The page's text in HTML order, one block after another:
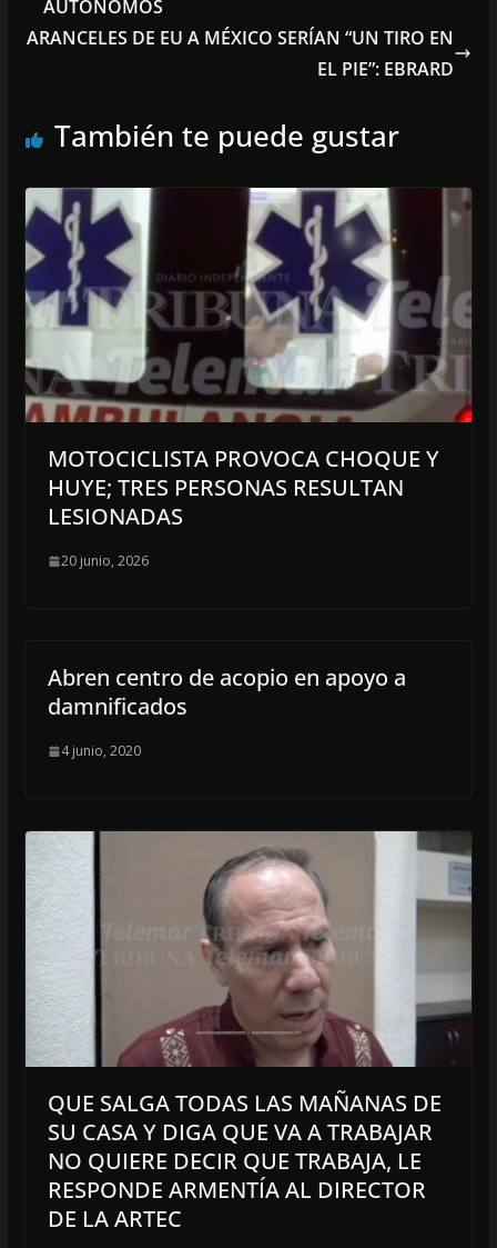
AUTÓNOMOS
ARANCELES DE EU A MÉXICO SERÍAN “UN TIRO EN
EL PIE”: EBRARD
También te puede gustar
MOTOCICLISTA PROVOCA CHOQUE Y
HUYE; TRES PERSONAS RESULTAN
LESIONADAS
20 junio, 2026
Abren centro de acopio en apoyo a
damnificados
4 junio, 2020
QUE SALGA TODAS LAS MAÑANAS DE
SU CASA Y DIGA QUE VA A TRABAJAR
NO QUIERE DECIR QUE TRABAJA, LE
RESPONDE ARMENTÍA AL DIRECTOR
DE LA ARTEC